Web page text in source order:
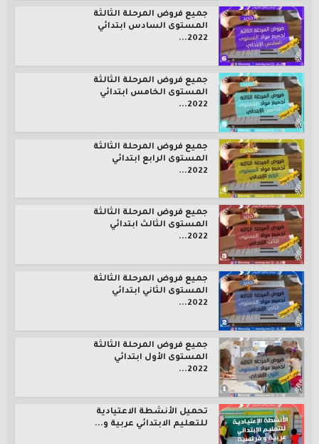
جميع فروض المرحلة الثالثة
المستوى السادس ابتدائي
2022...
جميع فروض المرحلة الثالثة
المستوى الخامس ابتدائي
2022...
جميع فروض المرحلة الثالثة
المستوى الرابع ابتدائي
2022...
جميع فروض المرحلة الثالثة
المستوى الثالث ابتدائي
2022...
جميع فروض المرحلة الثالثة
المستوى الثاني ابتدائي
2022...
جميع فروض المرحلة الثالثة
المستوى الأول ابتدائي
2022...
تحميل الأنشطة الاعتيادية
للتعليم الابتدائي عربية و...